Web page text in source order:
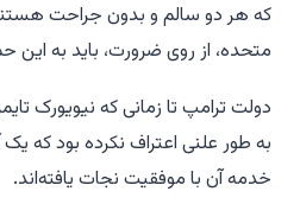
که هر دو سالم و بدون جراحت
متحده، از روی ضرورت، باید به
دولت ترامپ تا زمانی که نیویورک
به طور علنی اعتراف نکرده بود که
خدمه آن با موفقیت نجات یافته‌اند.